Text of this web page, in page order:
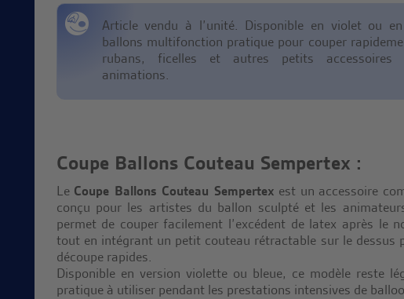
Article vendu à l’unité. Disponible en violet ou
ballons multifonction pratique pour couper
rubans, ficelles et autres petits accessoires
animations.
Coupe Ballons Couteau Sempertex :
Le Coupe Ballons Couteau Sempertex est un accessoire
conçu pour les artistes du ballon sculpté et les
permet de couper facilement l’excédent de latex après le
tout en intégrant un petit couteau rétractable sur le dessus
découpe rapides.
Disponible en version violette ou bleue, ce modèle reste
pratique à utiliser pendant les prestations intensives de